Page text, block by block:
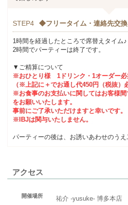
STEP4 ◆フリータイム・連絡先交
1時間を経過したところで席替えタイム♪
2時間でパーティーは終了です。
▼ご精算について
※おひとり様 1ドリンク・1オーダー必
（※上記に＋でお通し代450円（税抜）
※お食事のお支払いに関してはお客様
をお願いいたします。
事前にご了承いただけますと幸いです。
※IBJは関与いたしません。
パーティーの後は、お誘いあわせのうえ
アクセス
開催場所
祐介 ‐yusuke‐ 博多本店